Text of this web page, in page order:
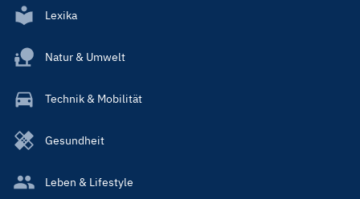
Lexika
Natur & Umwelt
Technik & Mobilität
Gesundheit
Leben & Lifestyle